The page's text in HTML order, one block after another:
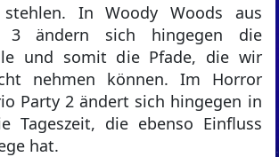
stehlen. In Woody Woods aus
3 ändern sich hingegen die
und somit die Pfade, die wir
nehmen können. Im Horror
Party 2 ändert sich hingegen in
Tageszeit, die ebenso Einfluss
hat.